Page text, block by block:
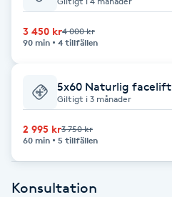
Babylights
Balayage
Bambumassage
Barber
Barnklippning
3 450 kr4 000 kr
90 min
4 tillfällen
5x60 Naturlig facelift
Giltigt i 3 månader
2 995 kr3 750 kr
60 min
5 tillfällen
Konsultation